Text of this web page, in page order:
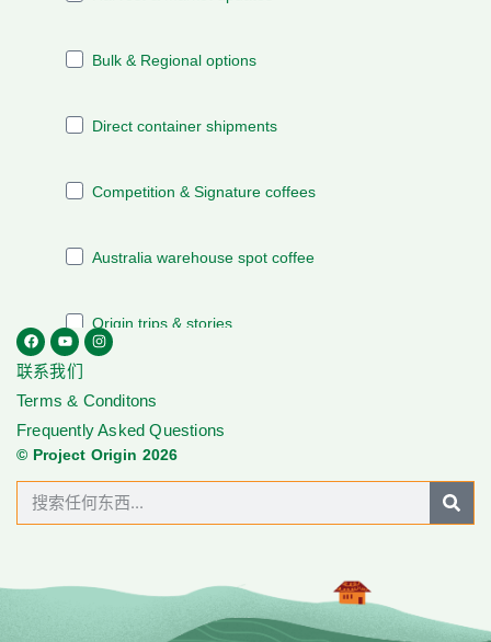
联系我们
Terms & Conditons
Frequently Asked Questions
© Project Origin 2026